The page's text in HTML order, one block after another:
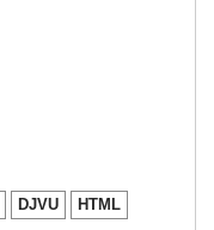
DJVU HTML